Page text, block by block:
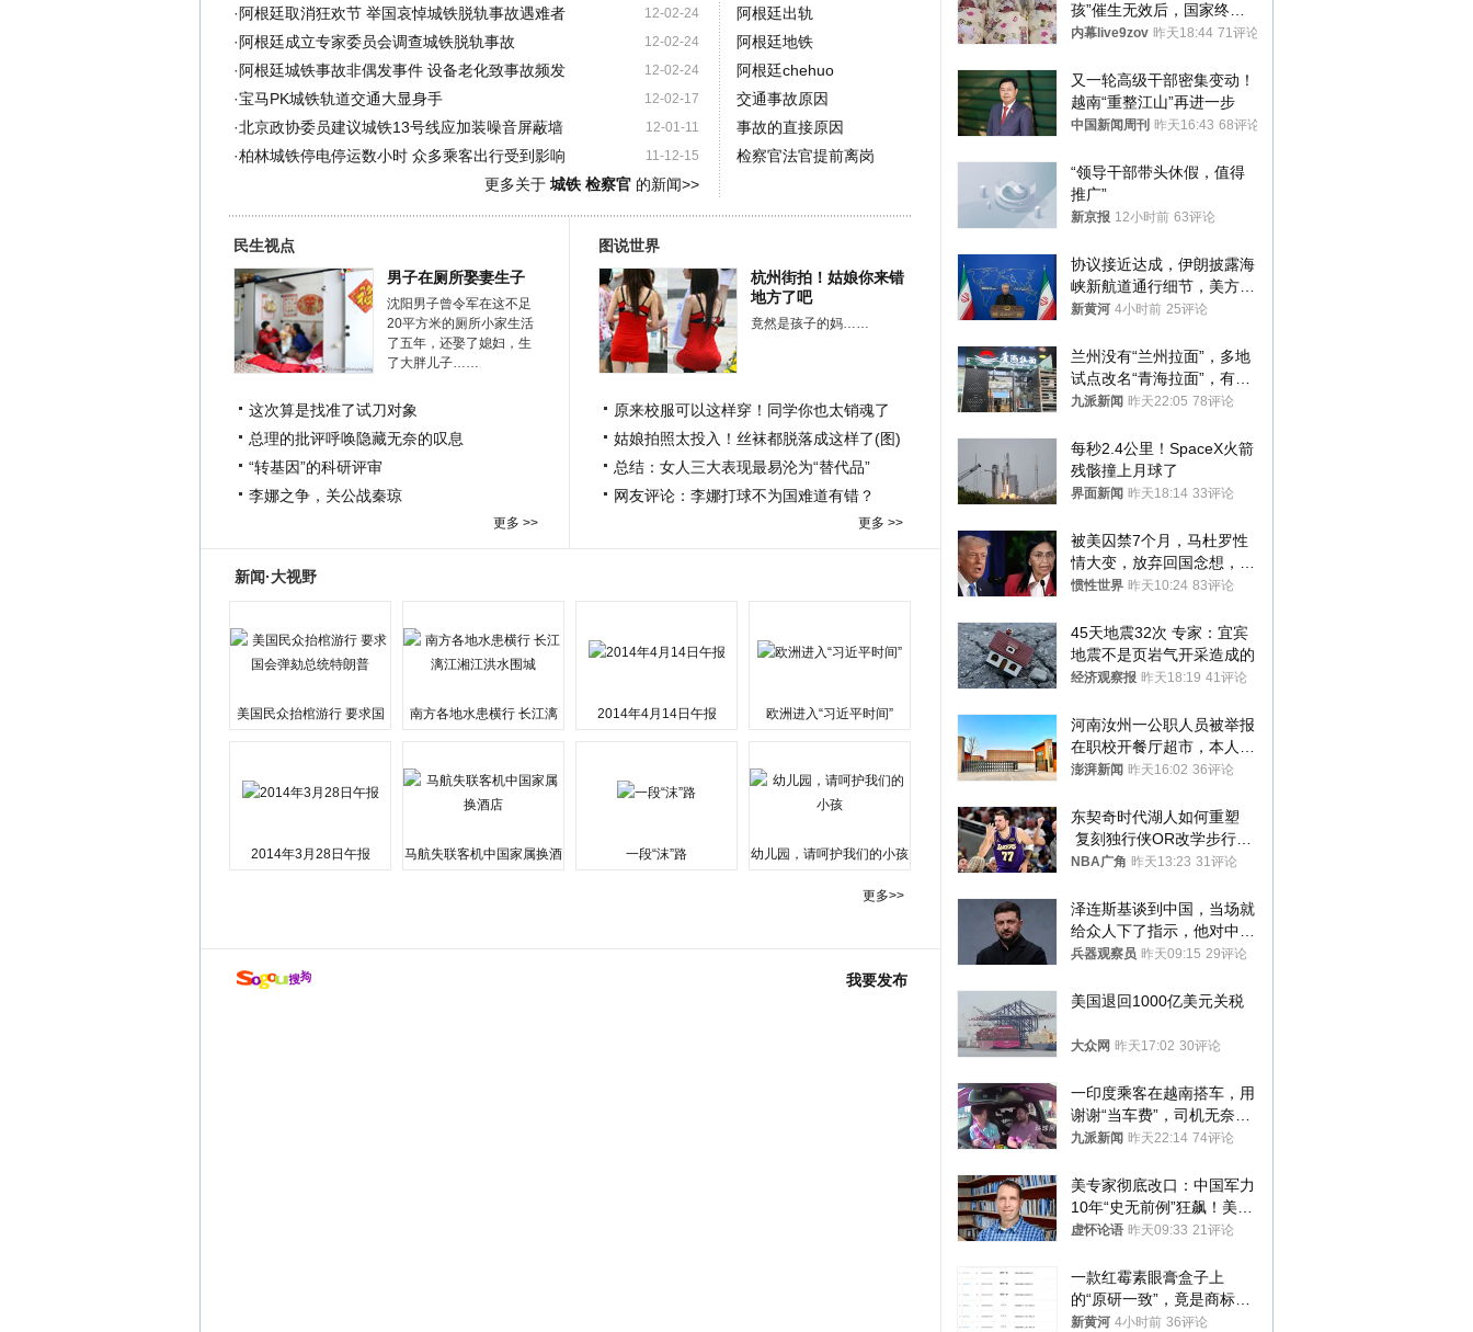
12-02-24
· 阿根廷取消狂欢节 举国哀悼城铁脱轨事故遇难者
12-02-24
· 阿根廷成立专家委员会调查城铁脱轨事故
12-02-24
· 阿根廷城铁事故非偶发事件 设备老化致事故频发
12-02-17
·宝马PK城铁轨道交通大显身手
12-01-11
·北京政协委员建议城铁13号线应加装噪音屏蔽墙
11-12-15
·柏林城铁停电停运数小时 众多乘客出行受到影响
更多关于 城铁 检察官的新闻>>
阿根廷出轨
阿根廷地铁
阿根廷chehuo
交通事故原因
事故的直接原因
检察官法官提前离岗
民生视点
男子在厕所娶妻生子
沈阳男子曾令军在这不足
20平方米的厕所小家生活
了五年，还娶了媳妇，生
了大胖儿子……
这次算是找准了试刀对象
总理的批评呼唤隐藏无奈的叹息
“转基因”的科研评审
李娜之争，关公战秦琼
更多 >>
图说世界
杭州街拍！姑娘你来错
地方了吧
竟然是孩子的妈……
原来校服可以这样穿！同学你也太销魂了
姑娘拍照太投入！丝袜都脱落成这样了(图)
总结：女人三大表现最易沦为“替代品”
网友评论：李娜打球不为国难道有错？
更多 >>
新闻·大视野
美国民众抬棺游行 要求国
南方各地水患横行 长江漓
2014年4月14日午报 欧洲进入“习近平时间”
2014年3月28日午报
马航失联客机中国家属换酒
一段“沫”路 幼儿园，请呵护我们的小孩
更多>>
我要发布
孩”催生无效后，国家终于
向住房出手了！
内幕live9zov 昨天18:44 71评论
又一轮高级干部密集变动！
越南“重整江山”再进一步
中国新闻周刊 昨天16:43 68评论
“领导干部带头休假，值得
推广”
新京报 12小时前 63评论
协议接近达成，伊朗披露海
峡新航道通行细节，美方再
提“倒计时”
新黄河 4小时前 25评论
兰州没有“兰州拉面”，多地
试点改名“青海拉面”，有商
家改名已两年
九派新闻 昨天22:05 78评论
每秒2.4公里！SpaceX火箭
残骸撞上月球了
界面新闻 昨天18:14 33评论
被美囚禁7个月，马杜罗性
情大变，放弃回国念想，最
后嘱托已公开
惯性世界 昨天10:24 83评论
45天地震32次 专家：宜宾
地震不是页岩气开采造成的
经济观察报 昨天18:19 41评论
河南汝州一公职人员被举报
在职校开餐厅超市，本人回
应称“是给别人帮忙”
澎湃新闻 昨天16:02 36评论
东契奇时代湖人如何重塑
复刻独行侠OR改学步行
者？
NBA广角 昨天13:23 31评论
泽连斯基谈到中国，当场就
给众人下了指示，他对中国
和中乌关系，显然又有了新
兵器观察员 昨天09:15 29评论
美国退回1000亿美元关税
大众网 昨天17:02 30评论
一印度乘客在越南搭车，用
谢谢“当车费”，司机无奈发
笑；印度网友：不代表印度
九派新闻 昨天22:14 74评论
美专家彻底改口：中国军力
10年“史无前例”狂飙！美军
真慌了
虚怀论语 昨天09:33 21评论
一款红霉素眼膏盒子上
的“原研一致”，竟是商标！
律师：极易误导消费者；网
新黄河 4小时前 36评论